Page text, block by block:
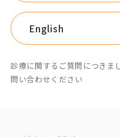
English
診療に関するご質問につきま
問い合わせください